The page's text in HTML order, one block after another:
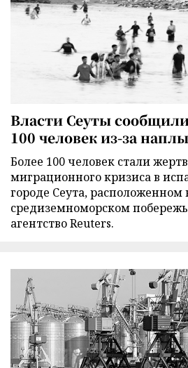
Власти Сеуты
100 человек из-за
Более 100 человек стали
миграционного кризиса в
городе Сеута, расположенном
средиземноморском
агентство Reuters.